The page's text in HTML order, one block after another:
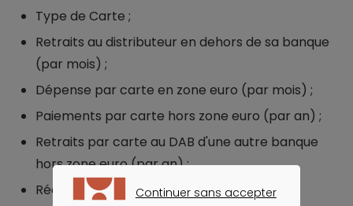
Type de Carte ;
Retraits au distributeur en dehors de sa banque
(par mois) ;
Dépense par carte en zone euro (par mois) ;
Paiements par carte hors zone euro (par an) ;
Retraits par carte au DAB d'une autre banque
hors zone euro (par an) ;
Réédition de code (par an) ;Continuer sans accepter